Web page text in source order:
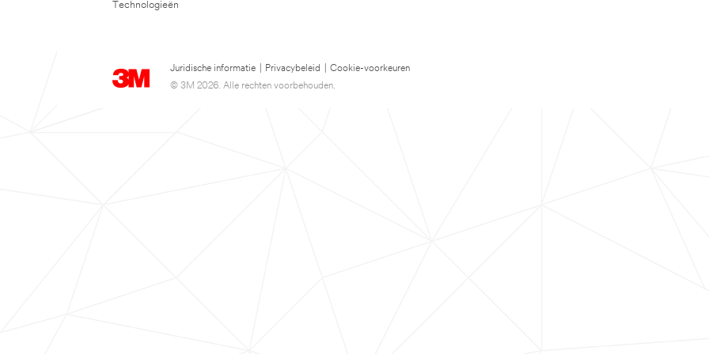
Technologieën
Juridische informatie Privacybeleid
Cookie-voorkeuren
© 3M 2026. Alle rechten voorbehouden.